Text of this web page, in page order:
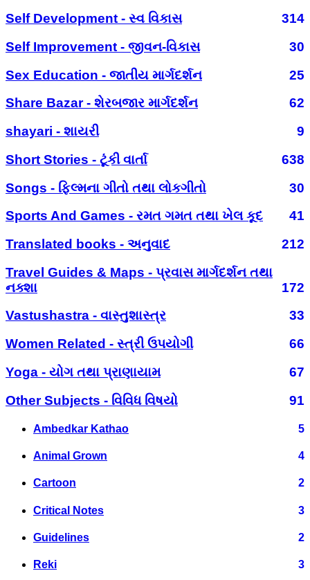
Self Development - સ્વ વિકાસ
314
Self Improvement - જીવન-વિકાસ
30
Sex Education - જાતીય માર્ગદર્શન
25
Share Bazar - શેરબજાર માર્ગદર્શન
62
shayari - શાયરી
9
Short Stories - ટૂંકી વાર્તા
638
Songs - ફિલ્મના ગીતો તથા લોકગીતો
30
Sports And Games - રમત ગમત તથા ખેલ કૂદ
41
Translated books - અનુવાદ
212
Travel Guides & Maps - પ્રવાસ માર્ગદર્શન તથા
નક્શા
172
Vastushastra - વાસ્તુશાસ્ત્ર
33
Women Related - સ્ત્રી ઉપયોગી
66
Yoga - યોગ તથા પ્રાણાયામ
67
Other Subjects - વિવિધ વિષયો
91
Ambedkar Kathao 5
Animal Grown 4
Cartoon 2
Critical Notes 3
Guidelines 2
Reki 3